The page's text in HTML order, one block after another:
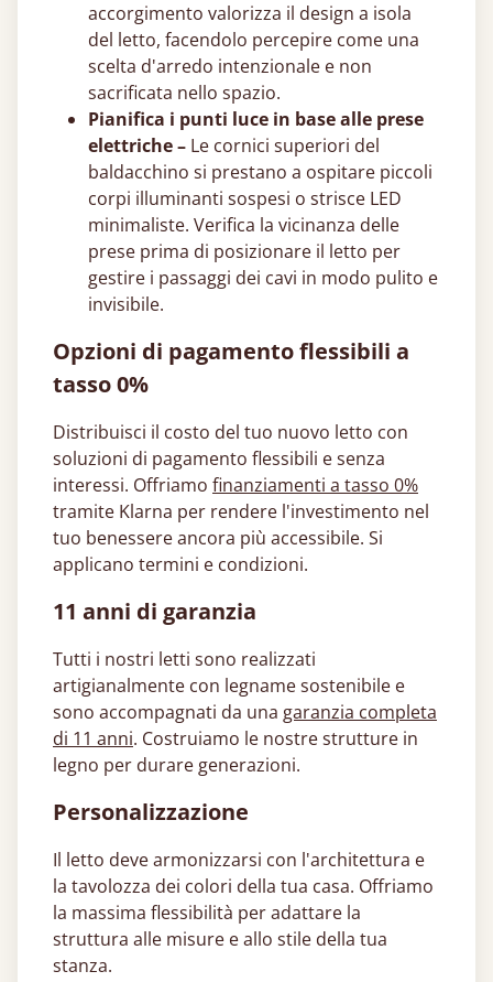
accorgimento valorizza il design a isola
del letto, facendolo percepire come una
scelta d'arredo intenzionale e non
sacrificata nello spazio.
Pianifica i punti luce in base alle prese
elettriche – Le cornici superiori del
baldacchino si prestano a ospitare piccoli
corpi illuminanti sospesi o strisce LED
minimaliste. Verifica la vicinanza delle
prese prima di posizionare il letto per
gestire i passaggi dei cavi in modo pulito e
invisibile.
Opzioni di pagamento flessibili a
tasso 0%
Distribuisci il costo del tuo nuovo letto con
soluzioni di pagamento flessibili e senza
interessi. Offriamo finanziamenti a tasso 0%
tramite Klarna per rendere l'investimento nel
tuo benessere ancora più accessibile. Si
applicano termini e condizioni.
11 anni di garanzia
Tutti i nostri letti sono realizzati
artigianalmente con legname sostenibile e
sono accompagnati da una garanzia completa
di 11 anni. Costruiamo le nostre strutture in
legno per durare generazioni.
Personalizzazione
Il letto deve armonizzarsi con l'architettura e
la tavolozza dei colori della tua casa. Offriamo
la massima flessibilità per adattare la
struttura alle misure e allo stile della tua
stanza.